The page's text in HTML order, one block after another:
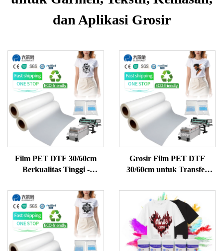
dan Aplikasi Grosir
Film PET DTF 30/60cm
Berkualitas Tinggi -
untuk Pakaian &
Pencetakan Tekstil
Grosir Film PET DTF
30/60cm untuk Transfer
Pencetakan Kain & Aplikasi
Tekstil